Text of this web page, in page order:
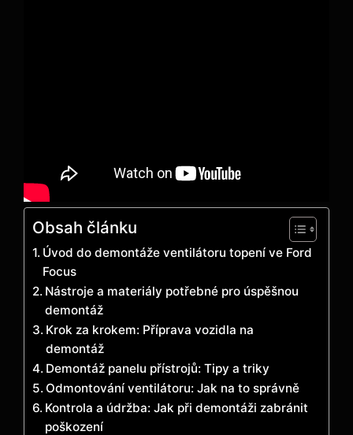
Obsah článku
Úvod do demontáže ventilátoru topení ve Ford
Focus
Nástroje a materiály potřebné pro úspěšnou
demontáž
Krok za krokem: Příprava vozidla na
demontáž
Demontáž panelu přístrojů: Tipy a triky
Odmontování ventilátoru: Jak na to správně
Kontrola a údržba: Jak při demontáži zabránit
poškození